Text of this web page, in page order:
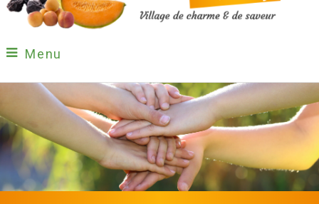
Menu